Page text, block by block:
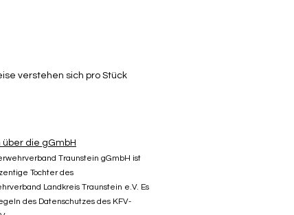
verstehen sich pro Stück
über die gGmbH
Traunstein gGmbH ist
Tochter des
Landkreis Traunstein e.V. Es
des Datenschutzes des KFV-